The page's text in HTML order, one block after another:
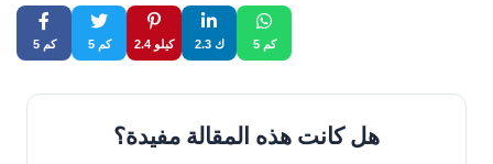
5 كم 5 كم 2.4 كيلو 2.3 ك 5 كم
هل كانت هذه المقالة مفيدة؟